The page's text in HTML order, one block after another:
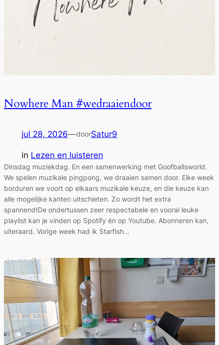
Nowhere Man #wedraaiendoor
jul 28, 2026—doorSatur9
in Lezen en luisteren
Dinsdag muziekdag. En een samenwerking met Goofballsworld.
We spelen muzikale pingpong, we draaien samen door. Elke week
borduren we voort op elkaars muzikale keuze, en die keuze kan
alle mogelijke kanten uitschieten. Zo wordt het extra
spannend!De ondertussen zeer respectabele en vooral leuke
playlist kan je vinden op Spotify én op Youtube. Abonneren kan,
uiteraard. Vorige week had ik Starfish…